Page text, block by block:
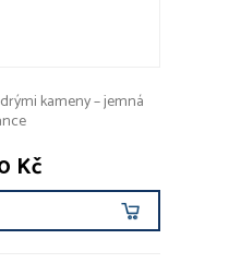
kameny – jemná
Kč